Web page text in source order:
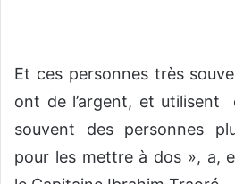
Et ces personnes très
ont de l’argent, et utilisent
souvent des personnes
pour les mettre à dos », a,